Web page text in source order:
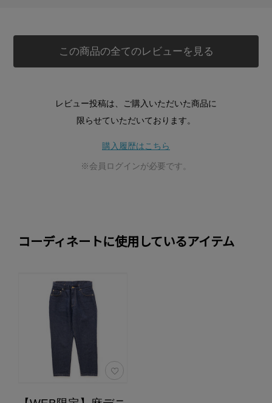
この商品の全てのレビューを見る
レビュー投稿は、ご購入いただいた商品に
限らせていただいております。
購入履歴はこちら
※会員ログインが必要です。
コーディネートに使用しているアイテム